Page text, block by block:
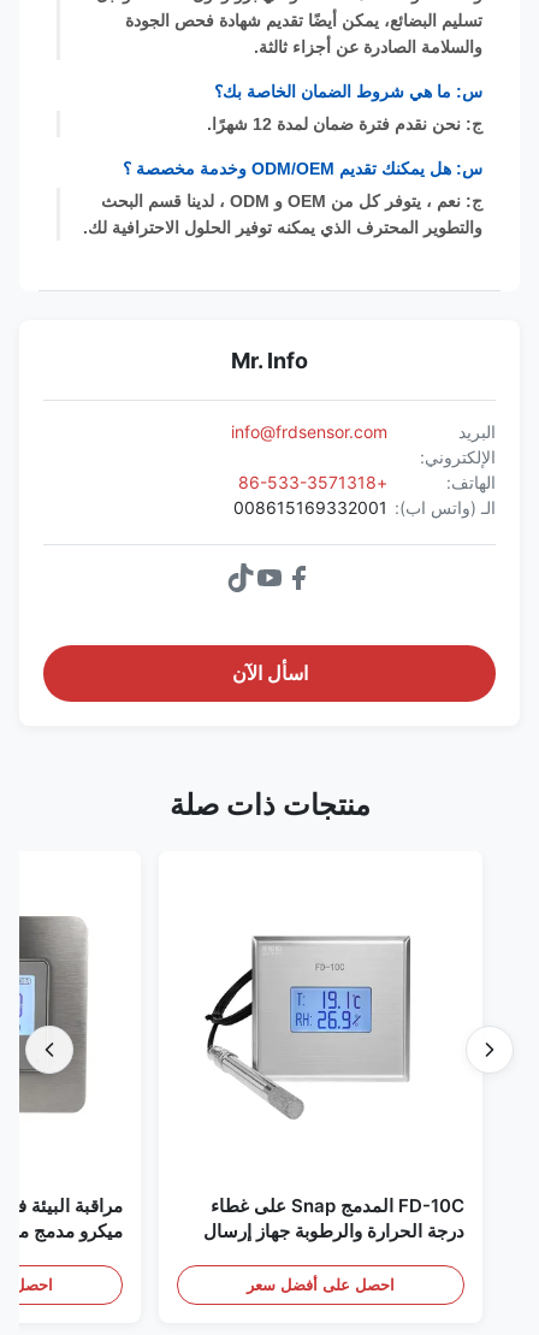
تسليم البضائع، يمكن أيضًا تقديم شهادة فحص الجودة
والسلامة الصادرة عن أجزاء ثالثة.
س: ما هي شروط الضمان الخاصة بك؟
ج: نحن نقدم فترة ضمان لمدة 12 شهرًا.
س: هل يمكنك تقديم ODM/OEM وخدمة مخصصة ؟
ج: نعم ، يتوفر كل من OEM و ODM ، لدينا قسم البحث
والتطوير المحترف الذي يمكنه توفير الحلول الاحترافية لك.
Mr. Info
الإلكتروني:
info@frdsensor.com
الهاتف:
الـ (واتس اب): 008615169332001
اسأل الآن
منتجات ذات صلة
FD-10C المدمج Snap على غطاء
درجة الحرارة والرطوبة جهاز إرسال
احصل على أفضل سعر
مراقبة البيئة في
ميكرو مدمج من
الكشف عن الأبخرة
احصل على